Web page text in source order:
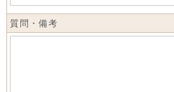
質問・備考